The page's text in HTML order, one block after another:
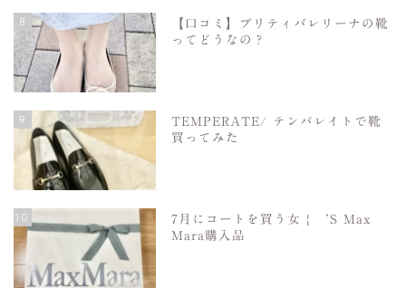
8
【口コミ】プリティバレリーナの靴
ってどうなの？
9
TEMPERATE/ テンパレイトで靴
買ってみた
10
7月にコートを買う女 | ‘S Max
Mara購入品